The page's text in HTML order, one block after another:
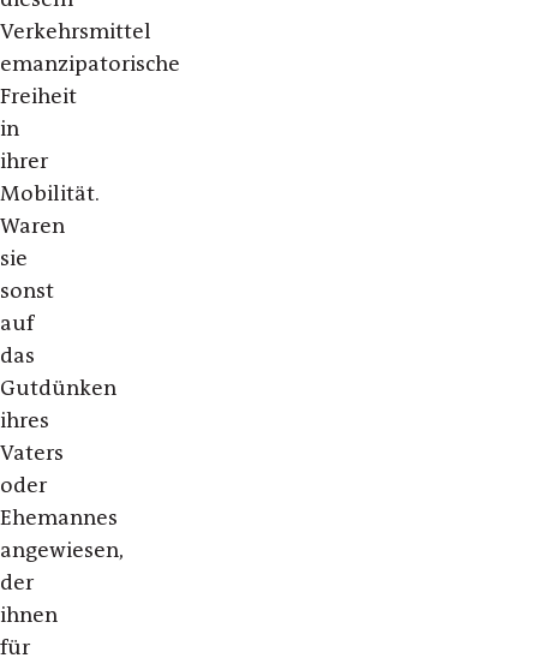
Verkehrsmittel
emanzipatorische
Freiheit
in
ihrer
Mobilität.
Waren
sie
sonst
auf
das
Gutdünken
ihres
Vaters
oder
Ehemannes
angewiesen,
der
ihnen
für